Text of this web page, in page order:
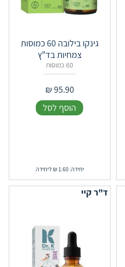
גינקו בילובה 60 כמוסות
צמחיות בד"ץ
60 כמוסות
95.90
₪
הוסף לסל
יחידה: 1.60 ₪ ליחידה
ד"ר קיי